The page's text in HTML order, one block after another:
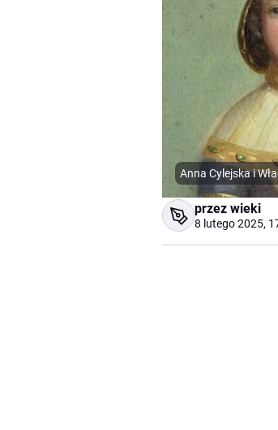
Anna Cylejska i
przez wieki
8 lutego 2025,